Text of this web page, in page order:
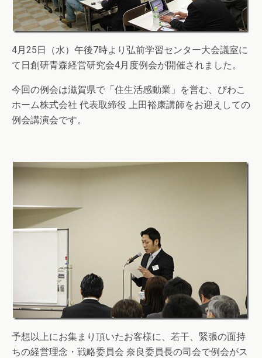
4月25日（水）午後7時より弘前学習センター大会議室に
て日創研青森経営研究会4月度例会が開催されました。
今回の例会は滋賀県で「住生活感動業」を営む、びわこ
ホーム株式会社 代表取締役 上田裕康講師をお迎えしての
例会講演会です。
予想以上にお集まり頂いたお客様に、若干、緊張の面持
ちの経営理念・戦略委員会 奈良委員長の司会で例会がス